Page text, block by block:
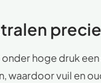
hoge druk
waardoor vuil en